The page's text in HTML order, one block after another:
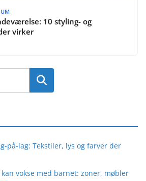
10 styling- og
virker
Søg
på-lag: Tekstiler, lys og farver der
vokse med barnet: zoner, møbler